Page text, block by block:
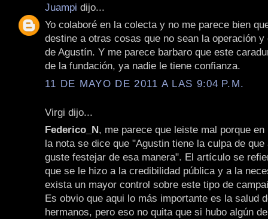
Juampi dijo...
Yo colaboré en la colecta y no me parece bien
destine a otras cosas que no sean la operación y
de Agustín. Y me parece barbaro que este
de la fundación, ya nadie le tiene confianza.
11 DE MAYO DE 2011 A LAS 9:04 P.M.
Virgi dijo...
Federico_N, me parece que leiste mal porque en
la nota se dice que "Agustin tiene la culpa de que
guste festejar de esa manera". El artículo se
que se le hizo a la credibilidad pública y a la
exista un mayor control sobre este tipo de
Es obvio que aqui lo más importante es la salud
hermanos, pero eso no quita que si hubo algún